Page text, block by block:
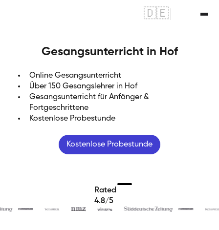
🇩🇪
Gesangsunterricht in Hof
Online Gesangsunterricht
Über 150 Gesangslehrer in Hof
Gesangsunterricht für Anfänger &
Fortgeschrittene
Kostenlose Probestunde
Kostenlose Probestunde
Rated
4.8/5